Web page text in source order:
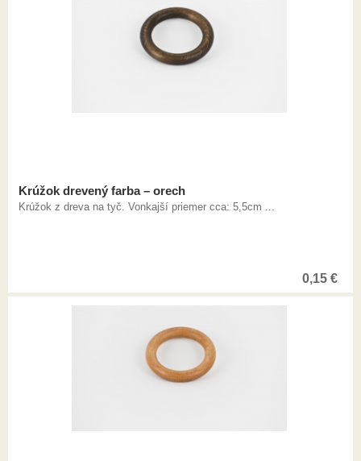
Krúžok drevený farba – orech
Krúžok z dreva na tyč. Vonkajší priemer cca: 5,5cm ...
0,15 €